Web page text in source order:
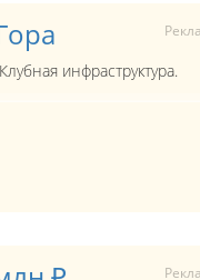
инфраструктура.